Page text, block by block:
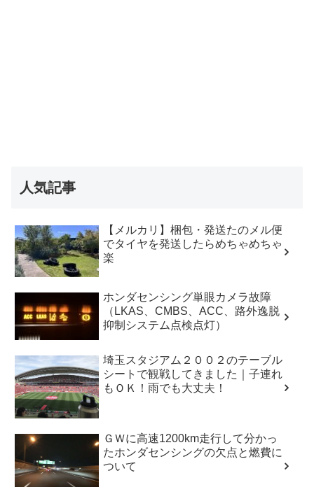
人気記事
【メルカリ】梱包・発送たのメル便
でタイヤを発送したらめちゃめちゃ
楽
ホンダセンシング単眼カメラ故障
（LKAS、CMBS、ACC、路外逸脱
抑制システム点検点灯）
埼玉スタジアム２００２のテーブル
シートで観戦してきました｜子連れ
もＯＫ！雨でも大丈夫！
ＧＷに高速1200km走行して分かっ
たホンダセンシングの欠点と燃費に
ついて